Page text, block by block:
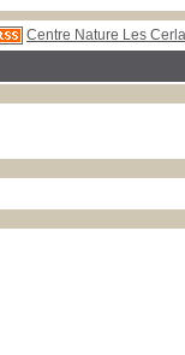
Centre Nature Les